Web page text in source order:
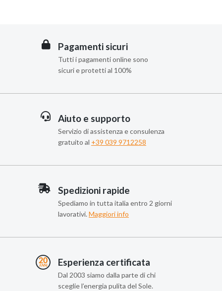
Pagamenti sicuri
Tutti i pagamenti online sono
sicuri e protetti al 100%
Aiuto e supporto
Servizio di assistenza e consulenza
gratuito al +39 039 9712258
Spedizioni rapide
Spediamo in tutta italia entro 2 giorni
lavorativi. Maggiori info
Esperienza certificata
Dal 2003 siamo dalla parte di chi
sceglie l’energia pulita del Sole.